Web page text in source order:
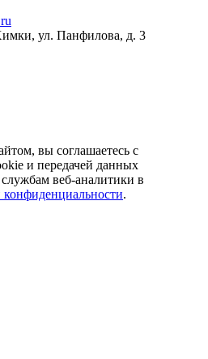
ул. Панфилова, д. 3
вы соглашаетесь с
и передачей данных
веб-аналитики в
.